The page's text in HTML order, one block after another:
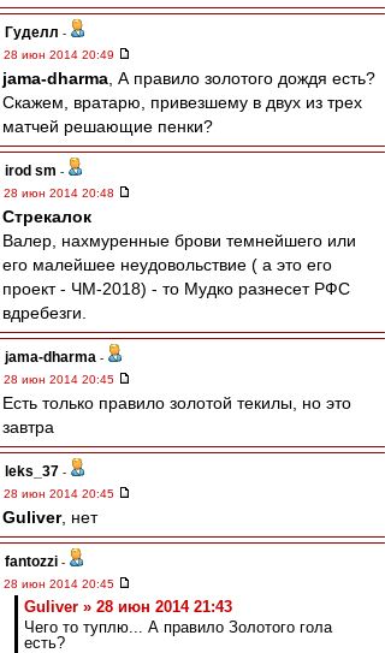
Гуделл -
28 июн 2014 20:49
jama-dharma , А правило золотого дождя есть?
Скажем, вратарю, привезшему в двух из трех
матчей решающие пенки?
irod sm -
28 июн 2014 20:48
Стрекалок
Валер, нахмуренные брови темнейшего или
его малейшее неудовольствие ( а это его
проект - ЧМ-2018) - то Мудко разнесет РФС
вдребезги.
jama-dharma -
28 июн 2014 20:45
Есть только правило золотой текилы, но это
завтра
leks_37 -
28 июн 2014 20:45
Guliver, нет
fantozzi -
28 июн 2014 20:45
Guliver » 28 июн 2014 21:43
Чего то туплю... А правило Золотого гола
есть?